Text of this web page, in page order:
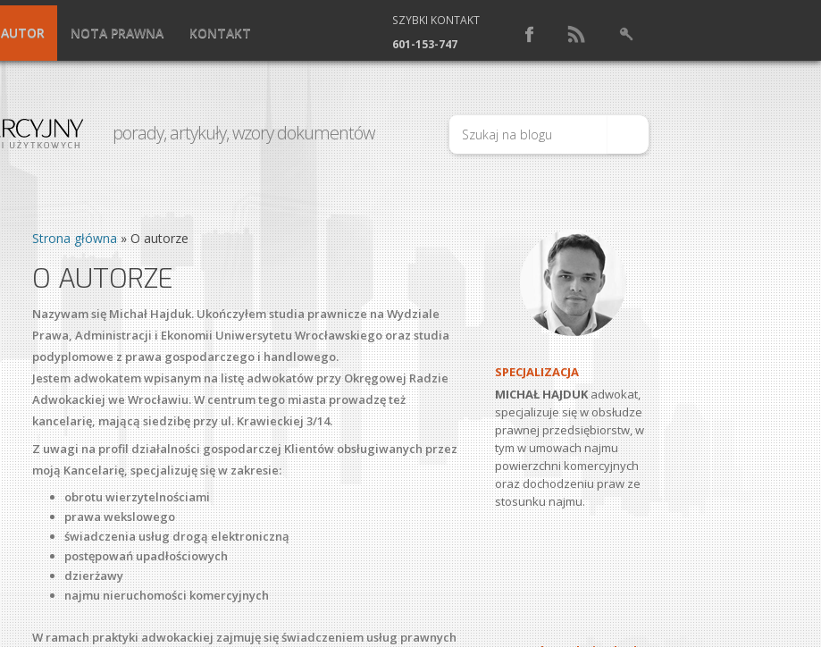
SZYBKI KONTAKT
601-153-747
AUTOR NOTA PRAWNA KONTAKT
porady, artykuły, wzory dokumentów
SPECJALIZACJA
MICHAŁ HAJDUKadwokat,
specjalizuje się w obsłudze
prawnej przedsiębiorstw, w
tym w umowach najmu
powierzchni komercyjnych
oraz dochodzeniu praw ze
stosunku najmu.
Strona główna»O autorze
O AUTORZE
Nazywam się Michał Hajduk. Ukończyłem studia prawnicze na Wydziale
Prawa, Administracji i Ekonomii Uniwersytetu Wrocławskiego oraz studia
podyplomowe z prawa gospodarczego i handlowego.
Jestem adwokatem wpisanym na listę adwokatów przy Okręgowej Radzie
Adwokackiej we Wrocławiu. W centrum tego miasta prowadzę też
kancelarię, mającą siedzibę przy ul. Krawieckiej 3/​14.
Z uwagi na profil działalności gospodarczej Klientów obsługiwanych przez
moją Kancelarię, specjalizuję się w zakresie:
obrotu wierzytelnościami
prawa wekslowego
świadczenia usług drogą elektroniczną
postępowań upadłościowych
dzierżawy
najmu nieruchomości komercyjnych
W ramach praktyki adwokackiej zajmuję się świadczeniem usług prawnych